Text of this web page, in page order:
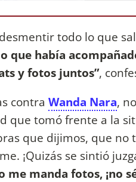
todo lo que
que había
y fotos juntos”,
contra Wanda Nara,
tomó frente a la
que dijimos, que no
¡Quizás se sintió
manda fotos, ¡no